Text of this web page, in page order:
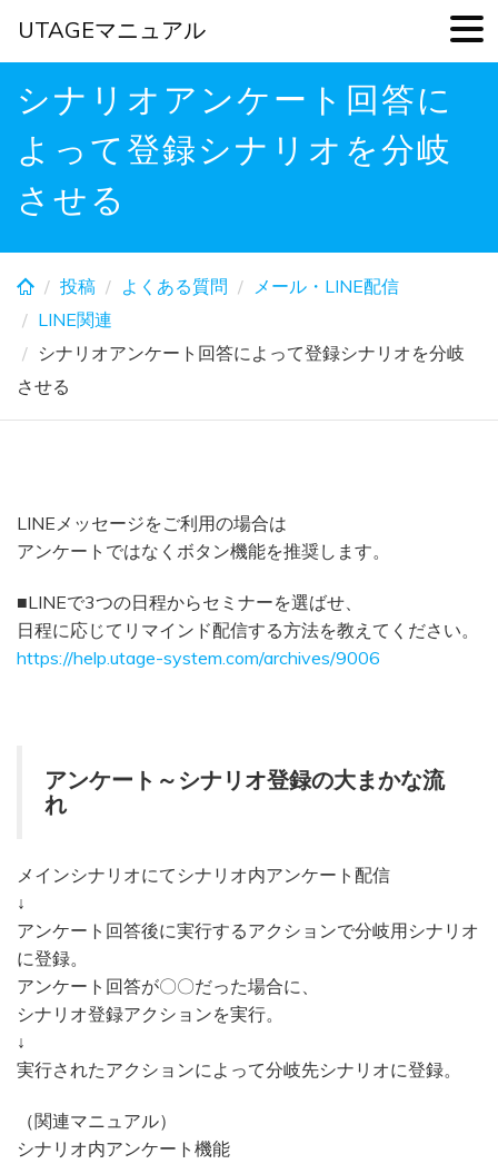
Skip
content
シナリオアンケート回答に
よって登録シナリオを分岐
させる
投稿 よくある質問
メール・LINE配信
LINE関連
シナリオアンケート回答によって登録シナリオを分岐
させる
LINEメッセージをご利用の場合は
アンケートではなくボタン機能を推奨します。
■LINEで3つの日程からセミナーを選ばせ、
日程に応じてリマインド配信する方法を教えてください。
https://help.utage-system.com/archives/9006
アンケート～シナリオ登録の大まかな流
れ
メインシナリオにてシナリオ内アンケート配信
↓
アンケート回答後に実行するアクションで分岐用シナリオ
に登録。
アンケート回答が〇〇だった場合に、
シナリオ登録アクションを実行。
↓
実行されたアクションによって分岐先シナリオに登録。
（関連マニュアル）
シナリオ内アンケート機能
UTAGEマニュアル